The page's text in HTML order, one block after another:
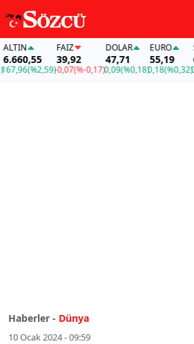
(%2,59)
FAİZ
39,92
-0,07(%-0,17)
DOLAR
47,71
0,09(%0,18)
EURO
55,19
0,18(%0,32)
Haberler - Dünya
10 Ocak 2024 - 09:59